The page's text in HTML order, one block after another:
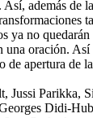
Así, además de
ya no
una oración.
de apertura de
Jussi Parikka,
Didi-